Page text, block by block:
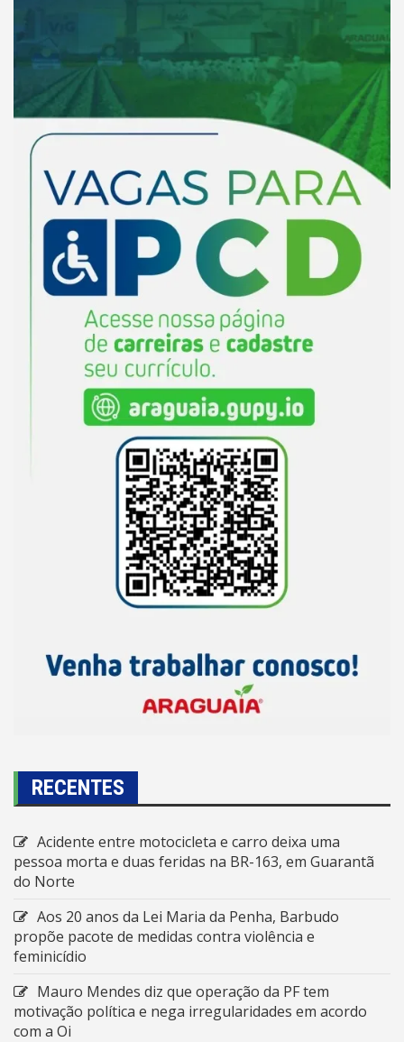
RECENTES
Acidente entre motocicleta e carro deixa uma
pessoa morta e duas feridas na BR-163, em Guarantã
do Norte
Aos 20 anos da Lei Maria da Penha, Barbudo
propõe pacote de medidas contra violência e
feminicídio
Mauro Mendes diz que operação da PF tem
motivação política e nega irregularidades em acordo
com a Oi